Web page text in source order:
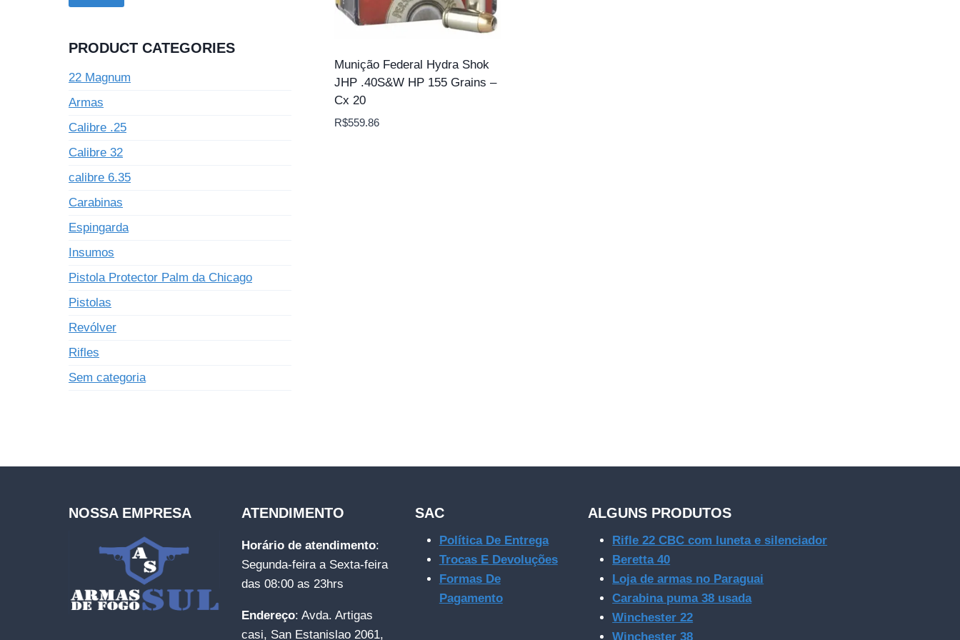
Munição Federal Hydra Shok
JHP .40S&W HP 155 Grains –
Cx 20
R$559.86
PRODUCT CATEGORIES
22 Magnum
Armas
Calibre .25
Calibre 32
calibre 6.35
Carabinas
Espingarda
Insumos
Pistola Protector Palm da Chicago
Pistolas
Revólver
Rifles
Sem categoria
NOSSA EMPRESA ATENDIMENTO
Horário de atendimento:
Segunda-feira a Sexta-feira
das 08:00 as 23hrs
Endereço: Avda. Artigas
casi, San Estanislao 2061,
SAC
Política De Entrega
Trocas E Devoluções
Formas De
Pagamento
ALGUNS PRODUTOS
Rifle 22 CBC com luneta e silenciador
Beretta 40
Loja de armas no Paraguai
Carabina puma 38 usada
Winchester 22
Winchester 38